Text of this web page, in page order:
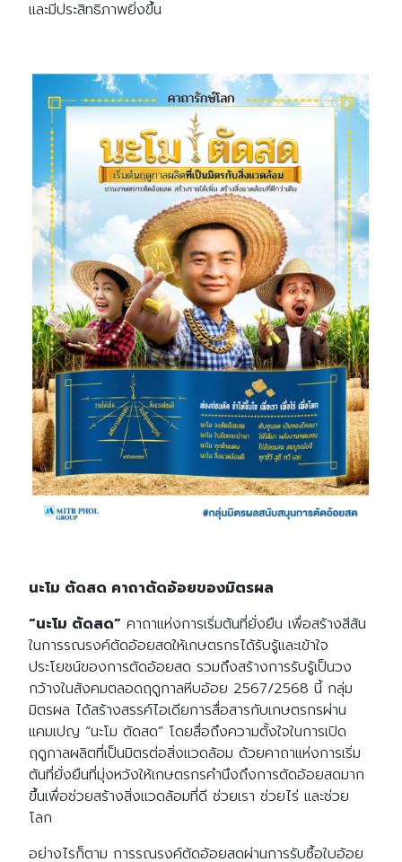
for:
และมีประสิทธิภาพยิ่งขึ้น
นะโม ตัดสด คาถาตัดอ้อยของมิตรผล
“นะโม ตัดสด” คาถาแห่งการเริ่มต้นที่ยั่งยืน เพื่อสร้างสีสัน
ในการรณรงค์ตัดอ้อยสดให้เกษตรกรได้รับรู้และเข้าใจ
ประโยชน์ของการตัดอ้อยสด รวมถึงสร้างการรับรู้เป็นวง
กว้างในสังคมตลอดฤดูกาลหีบอ้อย 2567/2568 นี้ กลุ่ม
มิตรผล ได้สร้างสรรค์ไอเดียการสื่อสารกับเกษตรกรผ่าน
แคมเปญ “นะโม ตัดสด” โดยสื่อถึงความตั้งใจในการเปิด
ฤดูกาลผลิตที่เป็นมิตรต่อสิ่งแวดล้อม ด้วยคาถาแห่งการเริ่ม
ต้นที่ยั่งยืนที่มุ่งหวังให้เกษตรกรคำนึงถึงการตัดอ้อยสดมาก
ขึ้นเพื่อช่วยสร้างสิ่งแวดล้อมที่ดี ช่วยเรา ช่วยไร่ และช่วย
โลก
อย่างไรก็ตาม การรณรงค์ตัดอ้อยสดผ่านการรับซื้อใบอ้อย